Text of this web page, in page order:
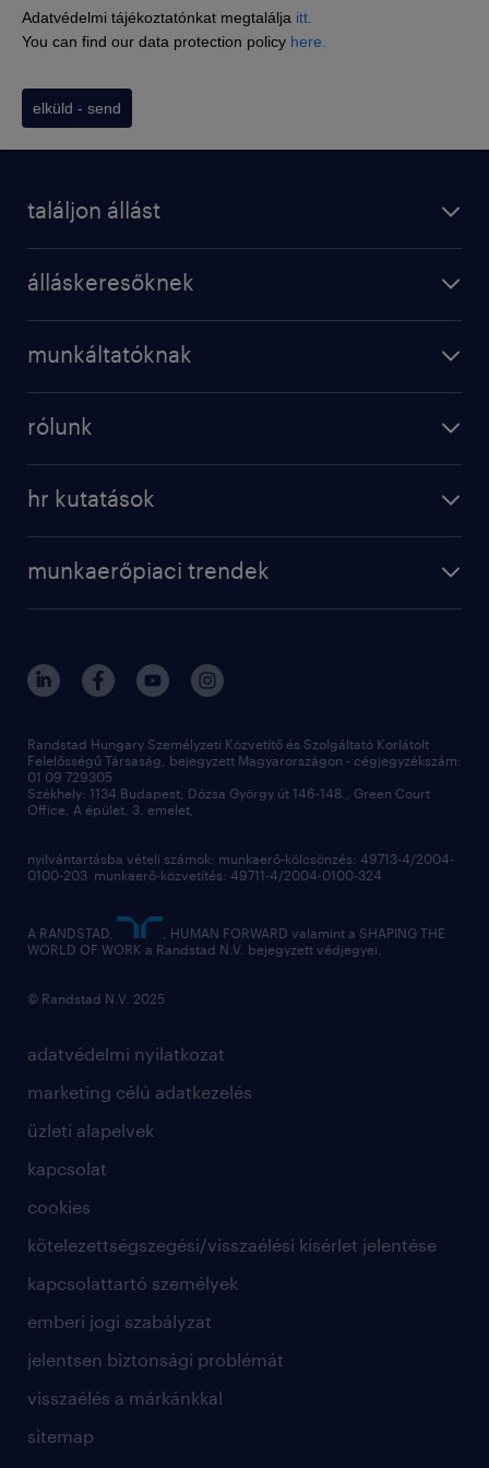
Adatvédelmi tájékoztatónkat megtalálja itt.
You can find our data protection policy here.
elküld - send
találjon állást
álláskeresőknek
munkáltatóknak
rólunk
hr kutatások
munkaerőpiaci trendek
adatvédelmi nyilatkozat
marketing célú adatkezelés
üzleti alapelvek
kapcsolat
cookies
kötelezettségszegési/visszaélési kísérlet jelentése
kapcsolattartó személyek
emberi jogi szabályzat
jelentsen biztonsági problémát
visszaélés a márkánkkal
sitemap
Randstad Hungary Személyzeti Közvetítő és Szolgáltató Korlátolt
Felelősségű Társaság, bejegyzett Magyarországon - cégjegyzékszám:
01 09 729305
Székhely: 1134 Budapest, Dózsa György út 146-148., Green Court
Office, A épület, 3. emelet,
nyilvántartásba vételi számok: munkaerő-kölcsönzés: 49713-4/2004-
0100-203 munkaerő-közvetítés: 49711-4/2004-0100-324
A RANDSTAD,
, HUMAN FORWARD valamint a SHAPING THE
WORLD OF WORK a Randstad N.V. bejegyzett védjegyei.
© Randstad N.V. 2025